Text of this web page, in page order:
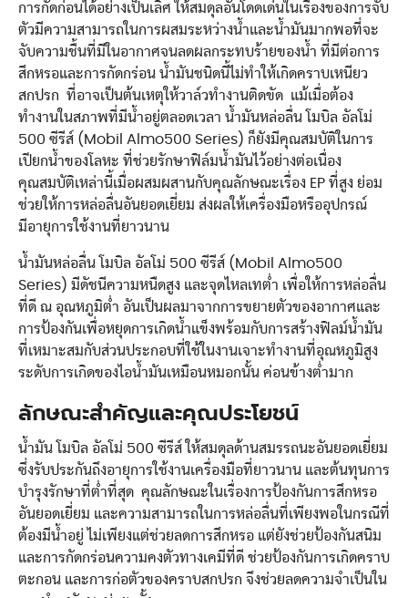
การกัดก่อนได้อย่างเป็นเลิศ ให้สมดุลอันโดดเด่นในเรื่องของการจับ
ตัวมีความสามารถในการผสมระหว่างน้ำและน้ำมันมากพอที่จะ
จับความชื้นที่มีในอากาศจนลดผลกระทบร้ายของน้ำ ที่มีต่อการ
สึกหรอและการกัดกร่อน น้ำมันชนิดนี้ไม่ทำให้เกิดคราบเหนียว
สกปรก ที่อาจเป็นต้นเหตุให้วาล์วทำงานติดขัด แม้เมื่อต้อง
ทำงานในสภาพที่มีน้ำอยู่ตลอดเวลา น้ำมันหล่อลื่น โมบิล อัลโม่
500 ซีรีส์ (Mobil Almo500 Series) ก็ยังมีคุณสมบัติในการ
เปียกน้ำของโลหะ ที่ช่วยรักษาฟิล์มน้ำมันไว้อย่างต่อเนื่อง
คุณสมบัติเหล่านี้เมื่อผสมผสานกับคุณลักษณะเรื่อง EP ที่สูง ย่อม
ช่วยให้การหล่อลื่นอันยอดเยี่ยม ส่งผลให้เครื่องมือหรืออุปกรณ์
มีอายุการใช้งานที่ยาวนาน
น้ำมันหล่อลื่น โมบิล อัลโม่ 500 ซีรีส์ (Mobil Almo500
Series) มีดัชนีความหนืดสูง และจุดไหลเทต่ำ เพื่อให้การหล่อลื่น
ที่ดี ณ อุณหภูมิต่ำ อันเป็นผลมาจากการขยายตัวของอากาศและ
การป้องกันเพื่อหยุดการเกิดน้ำแข็งพร้อมกับการสร้างฟิลม์น้ำมัน
ที่เหมาะสมกับส่วนประกอบที่ใช้ในงานเจาะทำงานที่อุณหภูมิสูง
ระดับการเกิดของไอน้ำมันเหมือนหมอกนั้น ค่อนข้างต่ำมาก
ลักษณะสำคัญและคุณประโยชน์
น้ำมัน โมบิล อัลโม่ 500 ซีรีส์ ให้สมดุลด้านสมรรถนะอันยอดเยี่ยม
ซึ่งรับประกันถึงอายุการใช้งานเครื่องมือที่ยาวนาน และต้นทุนการ
บำรุงรักษาที่ต่ำที่สุด คุณลักษณะในเรื่องการป้องกันการสึกหรอ
อันยอดเยี่ยม และความสามารถในการหล่อลื่นที่เพียงพอในกรณีที่
ต้องมีน้ำอยู่ ไม่เพียงแต่ช่วยลดการสึกหรอ แต่ยังช่วยป้องกันสนิม
และการกัดกร่อนความคงตัวทางเคมีที่ดี ช่วยป้องกันการเกิดคราบ
ตะกอน และการก่อตัวของคราบสกปรก จึงช่วยลดความจำเป็นใน